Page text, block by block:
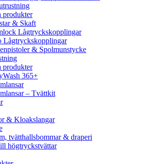
produkter
& Skaft
Lågtryckskopplingar
Lågtryckskopplingar
& Spolmunstycke
produkter
365+
– Tvättkit
& Kloakslangar
tvätthallsbommar & draperi
högtryckstvättar